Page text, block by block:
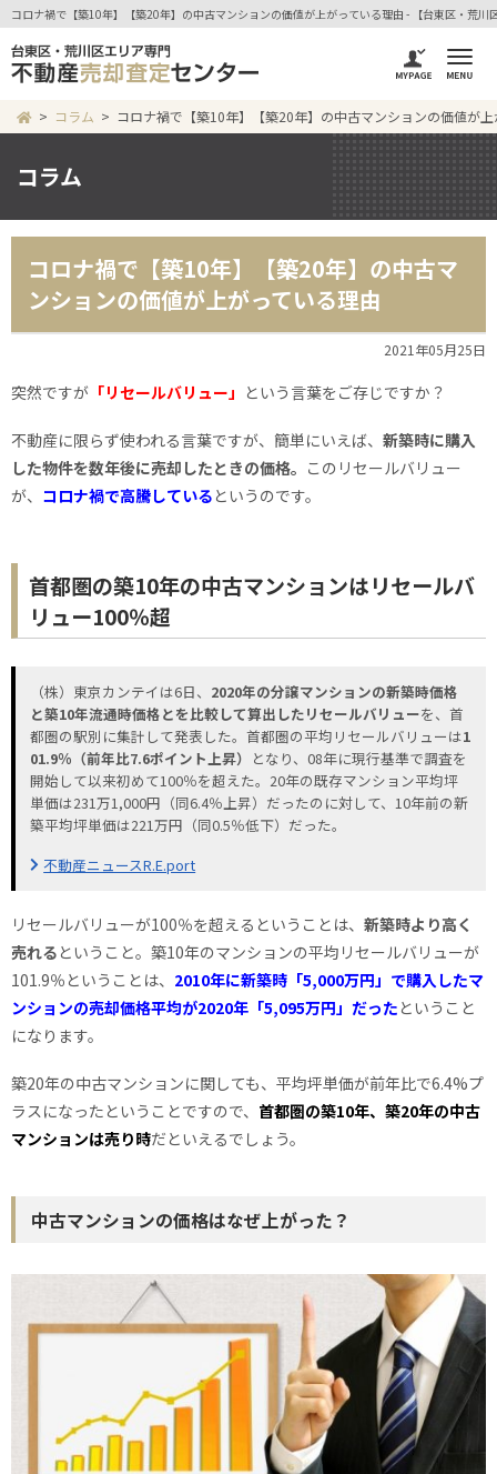
コロナ禍で【築10年】【築20年】の中古マンションの価値が上がっている理由 - 【台東区・荒
コラム コロナ禍で【築10年】【築20年】の中古マンションの価値が
コラム
コロナ禍で【築10年】【築20年】の中古マ
ンションの価値が上がっている理由
2021年05月25日
突然ですが 「リセールバリュー」 という言葉をご存じですか？
不動産に限らず使われる言葉ですが、簡単にいえば、 新築時に購入
した物件を数年後に売却したときの価格。 このリセールバリュー
が、 コロナ禍で高騰している というのです。
首都圏の築10年の中古マンションはリセールバ
リュー100％超
（株）東京カンテイは6日、 2020年の分譲マンションの新築時価格
と築10年流通時価格とを比較して算出したリセールバリューを、首
都圏の駅別に集計して発表した。首都圏の平均リセールバリューは1
01.9％（前年比7.6ポイント上昇） となり、08年に現行基準で調査を
開始して以来初めて100％を超えた。20年の既存マンション平均坪
単価は231万1,000円（同6.4％上昇）だったのに対して、10年前の新
築平均坪単価は221万円（同0.5％低下）だった。
不動産ニュースR.E.port
リセールバリューが100％を超えるということは、 新築時より高く
売れる ということ。築10年のマンションの平均リセールバリューが
101.9％ということは、 2010年に新築時「5,000万円」で購入したマ
ンションの売却価格平均が2020年「5,095万円」だった ということ
になります。
築20年の中古マンションに関しても、平均坪単価が前年比で6.4%プ
ラスになったということですので、 首都圏の築10年、築20年の中古
マンションは売り時だといえるでしょう。
中古マンションの価格はなぜ上がった？